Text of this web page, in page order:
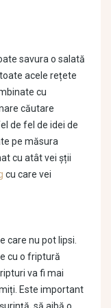
savura o salată
acele rețete
cu
căutare
de fel de idei de
pe măsura
cu atât vei șții
cu care vei
care nu pot lipsi.
cu o friptură
va fi mai
Este important